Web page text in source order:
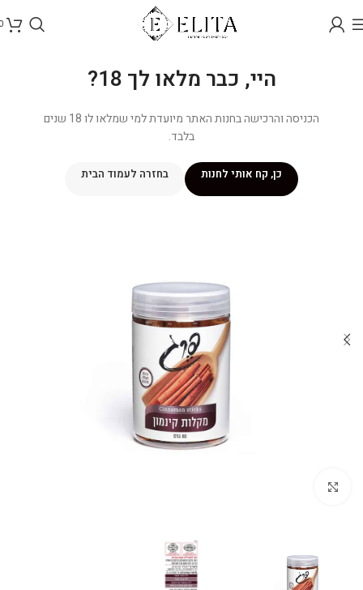
היי, כבר מלאו לך 18?
הכניסה והרכישה בחנות האתר מיועדת למי שמלאו לו 18 שנים
בלבד.
כן, קח אותי לחנות בחזרה לעמוד הבית